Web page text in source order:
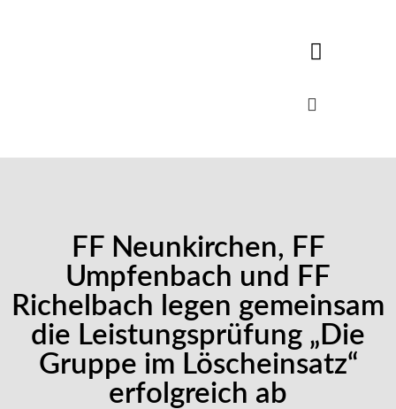
FF Neunkirchen, FF
Umpfenbach und FF
Richelbach legen gemeinsam
die Leistungsprüfung „Die
Gruppe im Löscheinsatz“
erfolgreich ab